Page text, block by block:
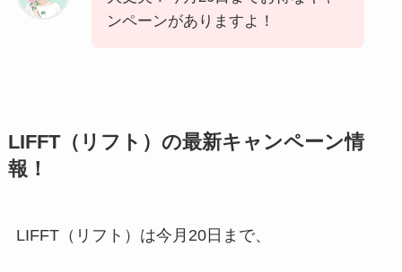
ンペーンがありますよ！
LIFFT（リフト）の最新キャンペーン情
報！
LIFFT（リフト）は今月20日まで、